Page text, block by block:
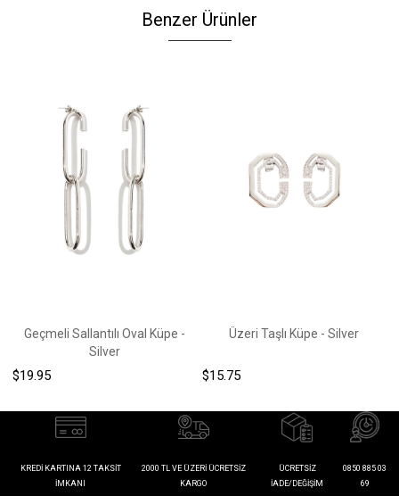
Benzer Ürünler
Geçmeli Sallantılı Oval Küpe -
Silver
$19.95
Üzeri Taşlı Küpe - Silver
$15.75
KREDI KARTINA 12 TAKSIT
İMKANI
2000 TL VE ÜZERI ÜCRETSIZ
KARGO
ÜCRETSIZ
İADE/DEĞIŞIM
0850 885 03
69